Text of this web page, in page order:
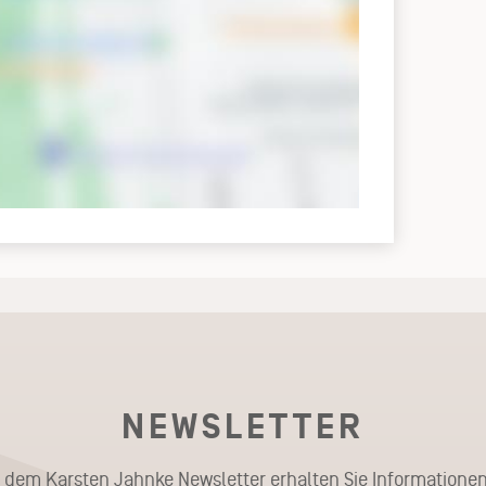
NEWSLETTER
dem Karsten Jahnke Newsletter erhalten Sie